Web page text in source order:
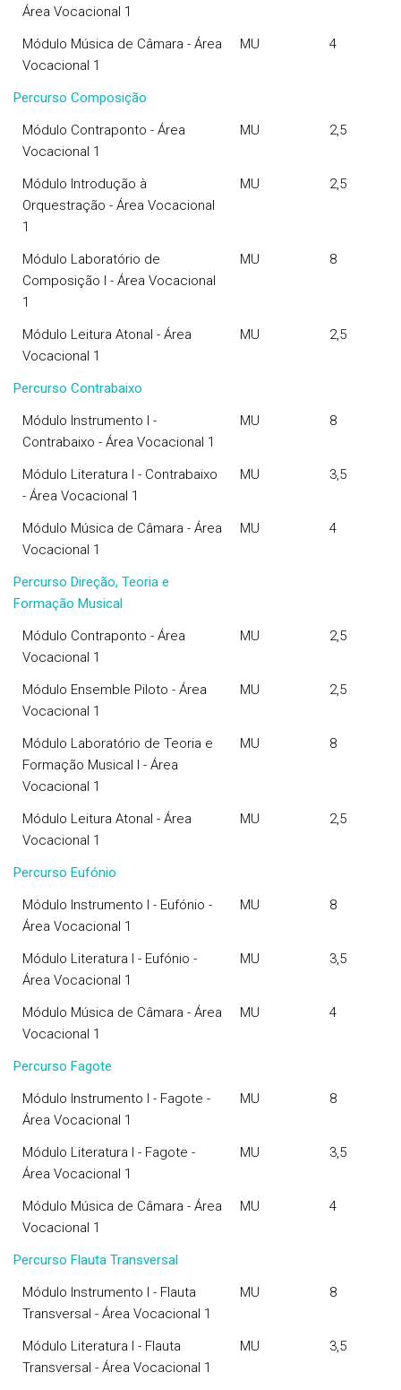
Área Vocacional 1
Módulo Música de Câmara - Área
Vocacional 1
MU 4
Percurso Composição
Módulo Contraponto - Área
Vocacional 1
MU 2,5
Módulo Introdução à
Orquestração - Área Vocacional
1
MU 2,5
Módulo Laboratório de
Composição I - Área Vocacional
1
MU 8
Módulo Leitura Atonal - Área
Vocacional 1
MU 2,5
Percurso Contrabaixo
Módulo Instrumento I -
Contrabaixo - Área Vocacional 1
MU 8
Módulo Literatura I - Contrabaixo
- Área Vocacional 1
MU 3,5
Módulo Música de Câmara - Área
Vocacional 1
MU 4
Percurso Direção, Teoria e
Formação Musical
Módulo Contraponto - Área
Vocacional 1
MU 2,5
Módulo Ensemble Piloto - Área
Vocacional 1
MU 2,5
Módulo Laboratório de Teoria e
Formação Musical I - Área
Vocacional 1
MU 8
Módulo Leitura Atonal - Área
Vocacional 1
MU 2,5
Percurso Eufónio
Módulo Instrumento I - Eufónio -
Área Vocacional 1
MU 8
Módulo Literatura I - Eufónio -
Área Vocacional 1
MU 3,5
Módulo Música de Câmara - Área
Vocacional 1
MU 4
Percurso Fagote
Módulo Instrumento I - Fagote -
Área Vocacional 1
MU 8
Módulo Literatura I - Fagote -
Área Vocacional 1
MU 3,5
Módulo Música de Câmara - Área
Vocacional 1
MU 4
Percurso Flauta Transversal
Módulo Instrumento I - Flauta
Transversal - Área Vocacional 1
MU 8
Módulo Literatura I - Flauta
Transversal - Área Vocacional 1
MU 3,5